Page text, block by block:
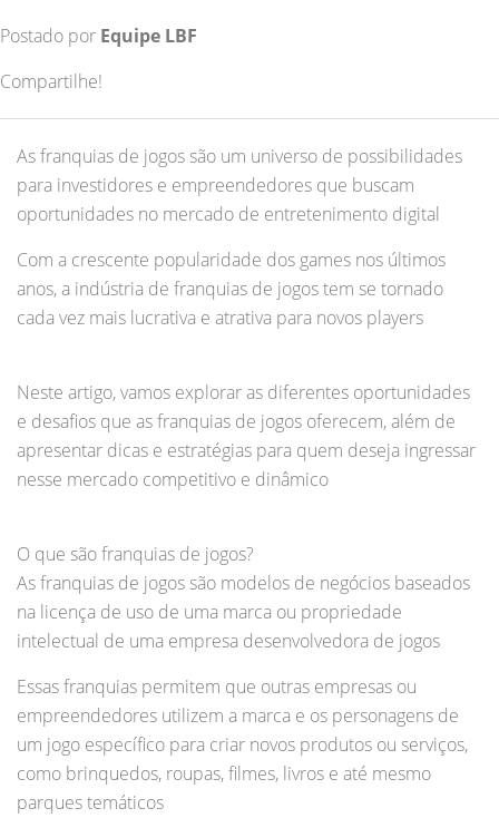
Postado por Equipe LBF
Compartilhe!
As franquias de jogos são um universo de possibilidades
para investidores e empreendedores que buscam
oportunidades no mercado de entretenimento digital
Com a crescente popularidade dos games nos últimos
anos, a indústria de franquias de jogos tem se tornado
cada vez mais lucrativa e atrativa para novos players
Neste artigo, vamos explorar as diferentes oportunidades
e desafios que as franquias de jogos oferecem, além de
apresentar dicas e estratégias para quem deseja ingressar
nesse mercado competitivo e dinâmico
O que são franquias de jogos?
As franquias de jogos são modelos de negócios baseados
na licença de uso de uma marca ou propriedade
intelectual de uma empresa desenvolvedora de jogos
Essas franquias permitem que outras empresas ou
empreendedores utilizem a marca e os personagens de
um jogo específico para criar novos produtos ou serviços,
como brinquedos, roupas, filmes, livros e até mesmo
parques temáticos